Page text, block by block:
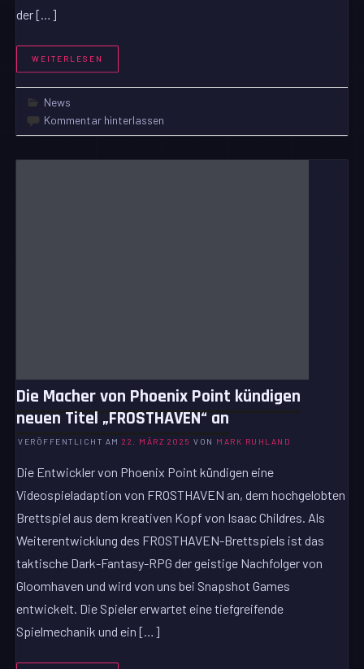
der […]
WEITERLESEN
News
Kommentar hinterlassen
Die Macher von Phoenix Point kündigen
neuen Titel „FROSTHAVEN“ an
VERÖFFENTLICHT AM22. MÄRZ 2025 VON MARK RUHLAND
Die Entwickler von Phoenix Point kündigen eine
Videospieladaption von FROSTHAVEN an, dem hochgelobten
Brettspiel aus dem kreativen Kopf von Isaac Childres. Als
Weiterentwicklung des FROSTHAVEN-Brettspiels ist das
taktische Dark-Fantasy-RPG der geistige Nachfolger von
Gloomhaven und wird von uns bei Snapshot Games
entwickelt. Die Spieler erwartet eine tiefgreifende
Spielmechanik und ein […]